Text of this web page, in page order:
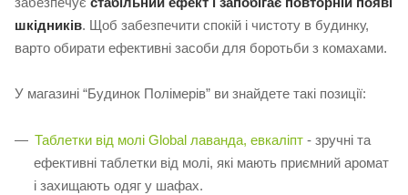
шкідників. Щоб забезпечити спокій і чистоту в будинку,
варто обирати ефективні засоби для боротьби з комахами.
У магазині “Будинок Полімерів” ви знайдете такі позиції:
Таблетки від молі Global лаванда, евкаліпт - зручні та
ефективні таблетки від молі, які мають приємний аромат
і захищають одяг у шафах.